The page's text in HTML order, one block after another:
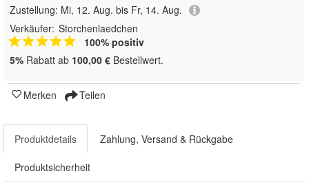
Zustellung: Mi, 12. Aug. bis Fr, 14. Aug.
Verkäufer: Storchenlaedchen
100% positiv
5% Rabatt ab 100,00 € Bestellwert.
Merken Teilen
Produktdetails Zahlung, Versand & Rückgabe
Produktsicherheit